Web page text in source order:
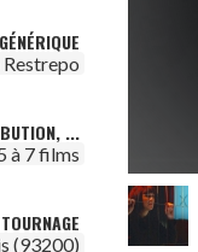
GÉNÉRIQUE
...
à 7 films
(93200)